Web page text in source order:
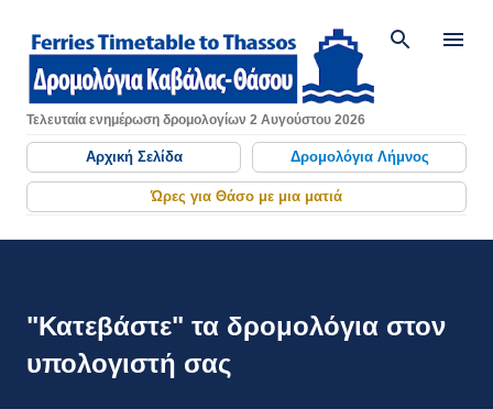
Μετάβαση στο κύριο περιεχόμενο
Τελευταία ενημέρωση δρομολογίων 2 Αυγούστου 2026
Αρχική Σελίδα Δρομολόγια Λήμνος
Ώρες για Θάσο με μια ματιά
"Κατεβάστε" τα δρομολόγια στον
υπολογιστή σας